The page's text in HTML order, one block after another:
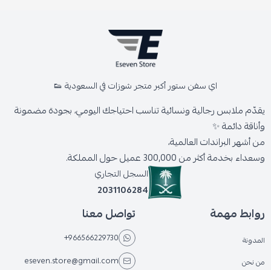
اي سفن ستور أكبر متجر شوزات في السعودية 👟
يقدّم ملابس رجالية ونسائية تناسب احتياجك اليومي، بجودة مضمونة
وأناقة دائمة ✨
من أشهر البراندات العالمية،
وسعداء بخدمة أكثر من 300,000 عميل حول المملكة.
السجل التجاري
2031106284
روابط مهمة
المدونة
من نحن
تواصل معنا
+966566229730
eseven.store@gmail.com